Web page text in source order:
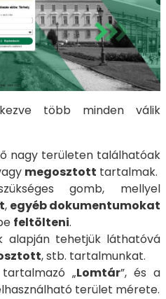
több minden válik
nagy területen találhatóak
megosztott tartalmak.
gomb, mellyel
, egyéb dokumentumokat
feltölteni.
alapján tehetjük láthatóvá
, stb. tartalmunkat.
„Lomtár”, és a
terület mérete.